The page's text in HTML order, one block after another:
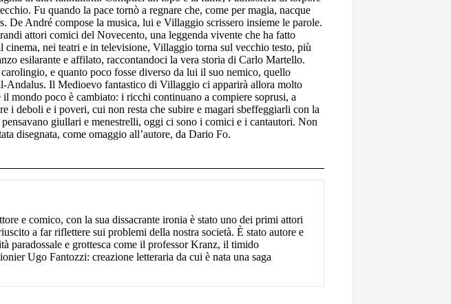
Fu quando la pace tornò a regnare che, come per magia, nacque
De André compose la musica, lui e Villaggio scrissero insieme le parole.
attori comici del Novecento, una leggenda vivente che ha fatto
cinema, nei teatri e in televisione, Villaggio torna sul vecchio testo, più
esilarante e affilato, raccontandoci la vera storia di Carlo Martello.
e quanto poco fosse diverso da lui il suo nemico, quello
Andalus. Il Medioevo fantastico di Villaggio ci apparirà allora molto
mondo poco è cambiato: i ricchi continuano a compiere soprusi, a
i deboli e i poveri, cui non resta che subire e magari sbeffeggiarli con la
giullari e menestrelli, oggi ci sono i comici e i cantautori. Non
disegnata, come omaggio all’autore, da Dario Fo.
e comico, con la sua dissacrante ironia è stato uno dei primi attori
a far riflettere sui problemi della nostra società. È stato autore e
paradossale e grottesca come il professor Kranz, il timido
Ugo Fantozzi: creazione letteraria da cui è nata una saga